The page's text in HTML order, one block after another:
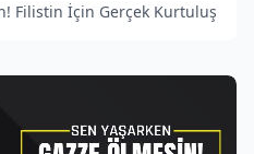
Filistin İçin Gerçek Kurtuluş